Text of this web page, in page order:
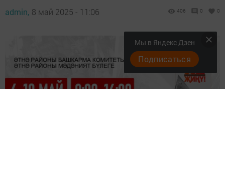
admin, 8 май 2025 - 11:06 406 0 0
Мы в Яндекс Дзен
Подписаться